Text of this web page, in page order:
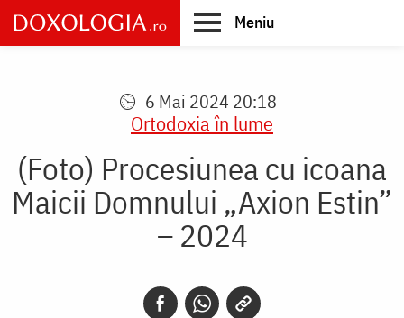
Skip
to
main
Meniu
6 Mai 2024 20:18
Ortodoxia în lume
(Foto) Procesiunea cu icoana
Maicii Domnului „Axion Estin”
– 2024